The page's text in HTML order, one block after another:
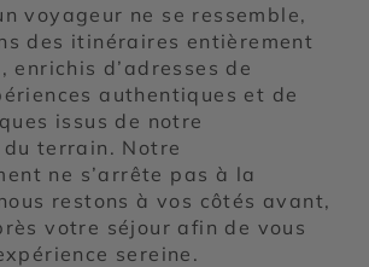
voyageur ne se ressemble,
des itinéraires entièrement
enrichis d’adresses de
authentiques et de
issus de notre
du terrain. Notre
ne s’arrête pas à la
restons à vos côtés avant,
votre séjour afin de vous
sereine.